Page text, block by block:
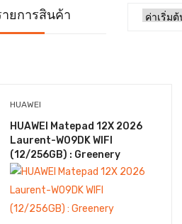
ายการสินค้า
HUAWEI
HUAWEI Matepad 12X 2026
Laurent-W09DK WIFI
(12/256GB) : Greenery